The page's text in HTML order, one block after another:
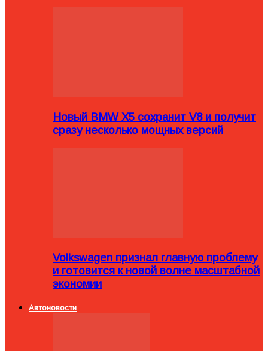
Новый BMW X5 сохранит V8 и получит
сразу несколько мощных версий
Volkswagen признал главную проблему
и готовится к новой волне масштабной
экономии
Автоновости